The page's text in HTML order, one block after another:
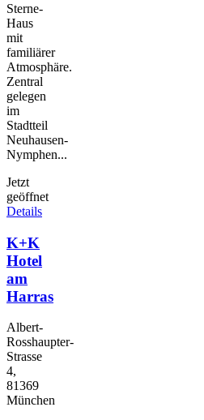
Sterne-
Haus
mit
familiärer
Atmosphäre.
Zentral
gelegen
im
Stadtteil
Neuhausen-
Nymphen...
Jetzt
geöffnet
Details
K+K
Hotel
am
Harras
Albert-
Rosshaupter-
Strasse
4,
81369
München